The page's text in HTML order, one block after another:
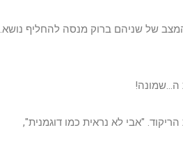
של שניהם ברוק מנסה להחליף נושא.
ה…שמונה!
"אבי לא נראית כמו דוגמנית",